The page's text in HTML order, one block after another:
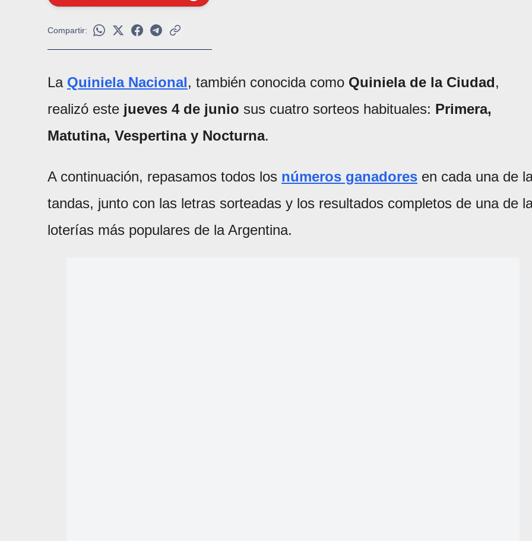
Compartir:
La Quiniela Nacional, también conocida como Quiniela de la Ciudad,
realizó este jueves 4 de junio sus cuatro sorteos habituales: Primera,
Matutina, Vespertina y Nocturna.
A continuación, repasamos todos los números ganadores en cada una de
tandas, junto con las letras sorteadas y los resultados completos de una de
loterías más populares de la Argentina.